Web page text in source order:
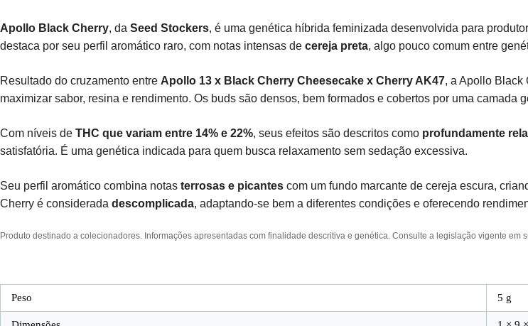
Apollo Black Cherry, da Seed Stockers, é uma genética híbrida feminizada desenvolvida para
destaca por seu perfil aromático raro, com notas intensas de cereja preta, algo pouco comum entre
Resultado do cruzamento entre Apollo 13 x Black Cherry Cheesecake x Cherry AK47, a Apollo Black
maximizar sabor, resina e rendimento. Os buds são densos, bem formados e cobertos por uma camada
Com níveis de THC que variam entre 14% e 22%, seus efeitos são descritos como profundamente
satisfatória. É uma genética indicada para quem busca relaxamento sem sedação excessiva.
Seu perfil aromático combina notas terrosas e picantes com um fundo marcante de cereja escura,
Cherry é considerada descomplicada, adaptando-se bem a diferentes condições e oferecendo
Produto destinado a colecionadores. Informações apresentadas com finalidade descritiva e genética. Consulte a legislação vigente em
Peso 5 g